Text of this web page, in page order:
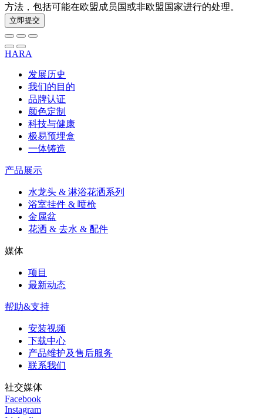
方法，包括可能在欧盟成员国或非欧盟国家进行的处理。
立即提交
HARA
发展历史
我们的目的
品牌认证
颜色定制
科技与健康
极易预埋盒
一体铸造
产品展示
水龙头 & 淋浴花洒系列
浴室挂件 & 喷枪
金属盆
花洒 & 去水 & 配件
媒体
项目
最新动态
帮助&支持
安装视频
下载中心
产品维护及售后服务
联系我们
社交媒体
Facebook
Instagram